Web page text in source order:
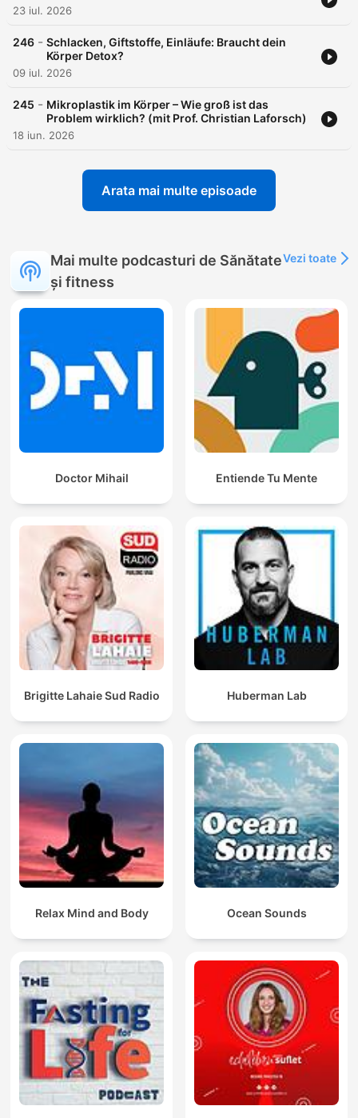
23 iul. 2026
246 - Schlacken, Giftstoffe, Einläufe: Braucht dein
Körper Detox?
09 iul. 2026
245 - Mikroplastik im Körper – Wie groß ist das
Problem wirklich? (mit Prof. Christian Laforsch)
18 iun. 2026
Arata mai multe episoade
Mai multe podcasturi de Sănătate
și fitness
Vezi toate
Doctor Mihail Entiende Tu Mente
Brigitte Lahaie Sud Radio Huberman Lab
Relax Mind and Body Ocean Sounds